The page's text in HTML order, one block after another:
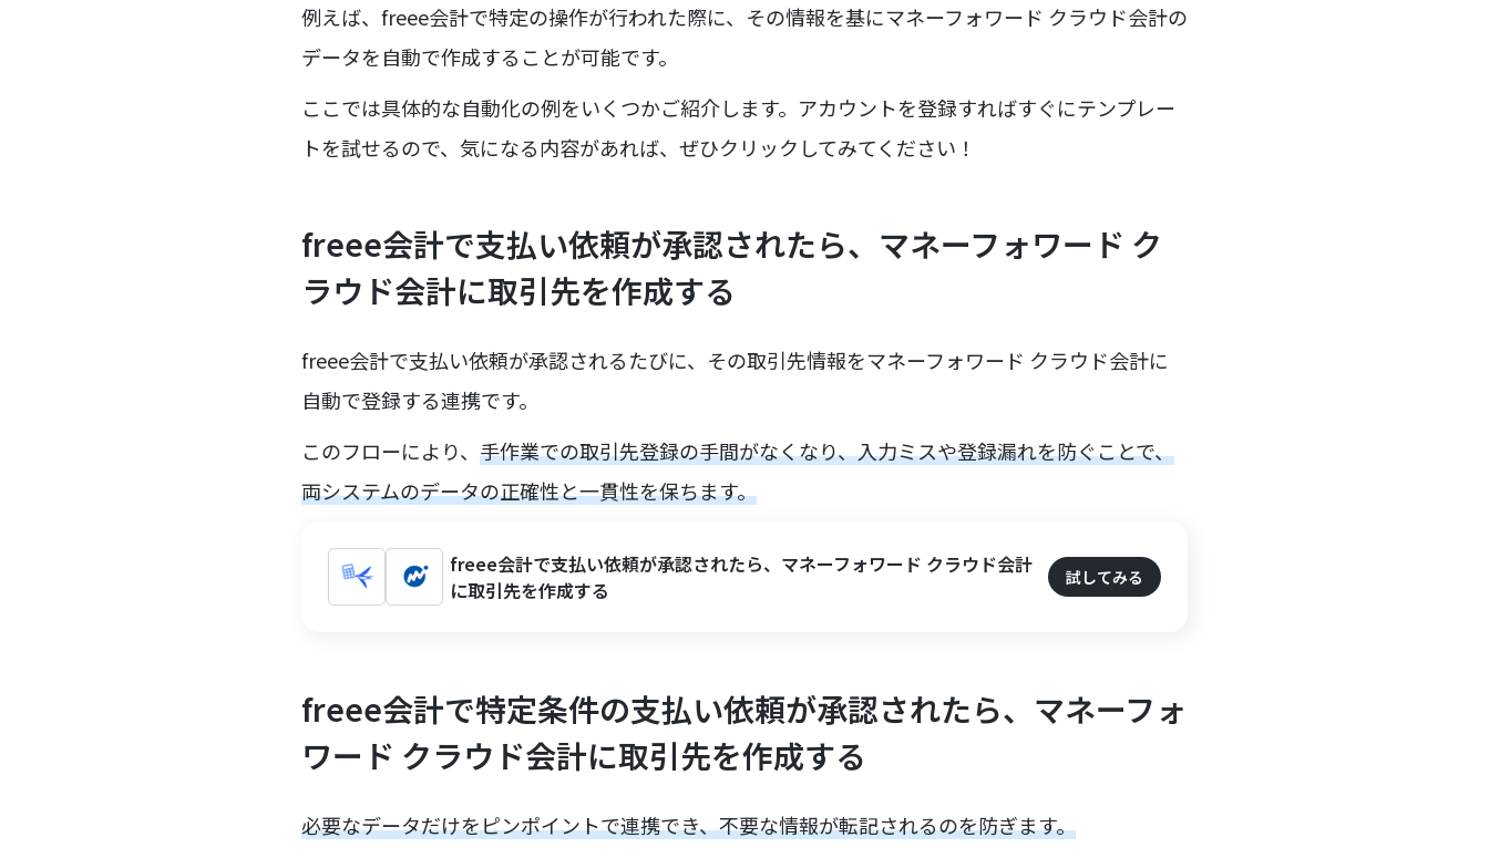
例えば、freee会計で特定の操作が行われた際に、その情報を基にマネーフォワード クラウド会計の
データを自動で作成することが可能です。
ここでは具体的な自動化の例をいくつかご紹介します。アカウントを登録すればすぐにテンプレー
トを試せるので、気になる内容があれば、ぜひクリックしてみてください！
freee会計で支払い依頼が承認されたら、マネーフォワード ク
ラウド会計に取引先を作成する
freee会計で支払い依頼が承認されるたびに、その取引先情報をマネーフォワード クラウド会計に
自動で登録する連携です。
このフローにより、 手作業での取引先登録の手間がなくなり、入力ミスや登録漏れを防ぐことで、
両システムのデータの正確性と一貫性を保ちます。
freee会計で支払い依頼が承認されたら、マネーフォワード クラウド会計
に取引先を作成する
試してみる
freee会計で特定条件の支払い依頼が承認されたら、マネーフォ
ワード クラウド会計に取引先を作成する
必要なデータだけをピンポイントで連携でき、不要な情報が転記されるのを防ぎます。